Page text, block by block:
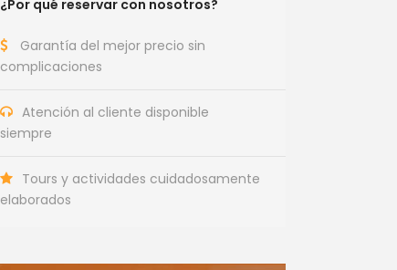
¿Por qué reservar con nosotros?
Garantía del mejor precio sin
complicaciones
Atención al cliente disponible
siempre
Tours y actividades cuidadosamente
elaborados